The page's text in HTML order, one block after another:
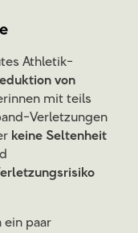
Athletik-
von
mit teils
Verletzungen
keine Seltenheit
ein paar